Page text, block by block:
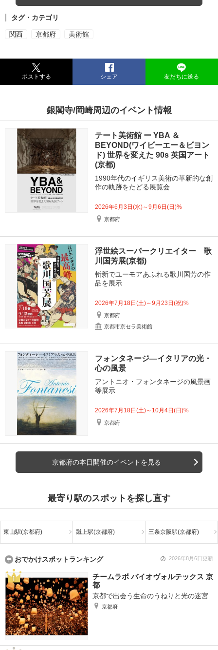
タグ・カテゴリ
関西 京都府 美術館
ポストする シェア 友だちに送る
銀閣寺/岡崎周辺のイベント情報
テート美術館 ー YBA ＆
BEYOND(ワイビーエー＆ビヨン
ド) 世界を変えた 90s 英国アート
(京都)
1990年代のイギリス美術の革新的な創
作の軌跡をたどる展覧会
2026年6月3日(水)～9月6日(日)%
京都府
浮世絵スーパークリエイター 歌
川国芳展(京都)
斬新でユーモアあふれる歌川国芳の作
品を展示
2026年7月18日(土)～9月23日(祝)%
京都府
京都市京セラ美術館
フォンタネージ—イタリアの光・
心の風景
アントニオ・フォンタネージの風景画
等展示
2026年7月18日(土)～10月4日(日)%
京都府
京都府の本日開催のイベントを見る
最寄り駅のスポットを探し直す
東山駅(京都府) 蹴上駅(京都府) 三条京阪駅(京都府)
おでかけスポットランキング 2026年8月6日更新
チームラボ バイオヴォルテックス 京
都
京都で出会う生命のうねりと光の迷宮
京都府